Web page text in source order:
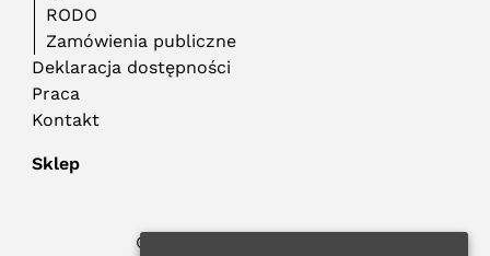
RODO
Zamówienia publiczne
Deklaracja dostępności
Praca
Kontakt
Sklep
© 2025 WMBP w Gdańsku